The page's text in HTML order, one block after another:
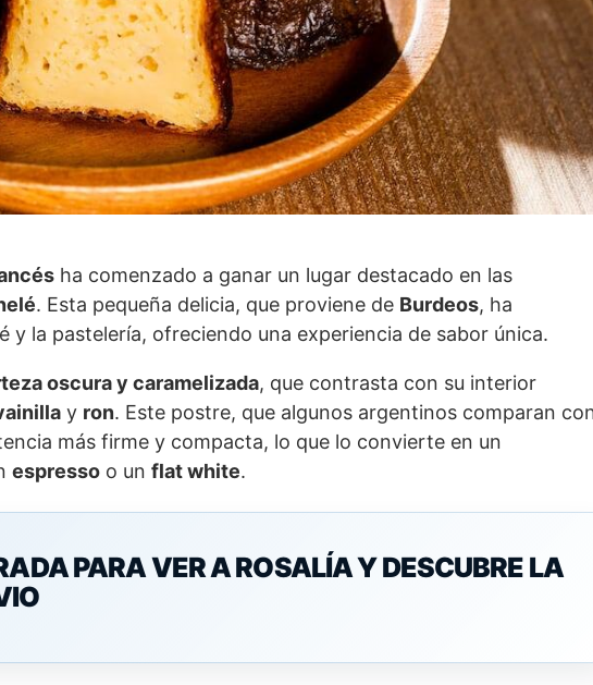
ha comenzado a ganar un lugar destacado en las
. Esta pequeña delicia, que proviene de Burdeos, ha
y la pastelería, ofreciendo una experiencia de sabor única.
oscura y caramelizada, que contrasta con su interior
y ron. Este postre, que algunos argentinos comparan
más firme y compacta, lo que lo convierte en un
espresso o un flat white.
PARA VER A ROSALÍA Y DESCUBRE LA